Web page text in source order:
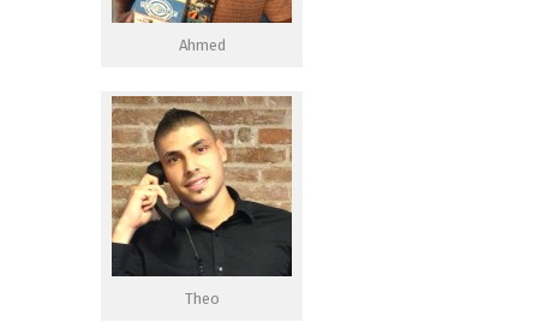
Ahmed
Theo